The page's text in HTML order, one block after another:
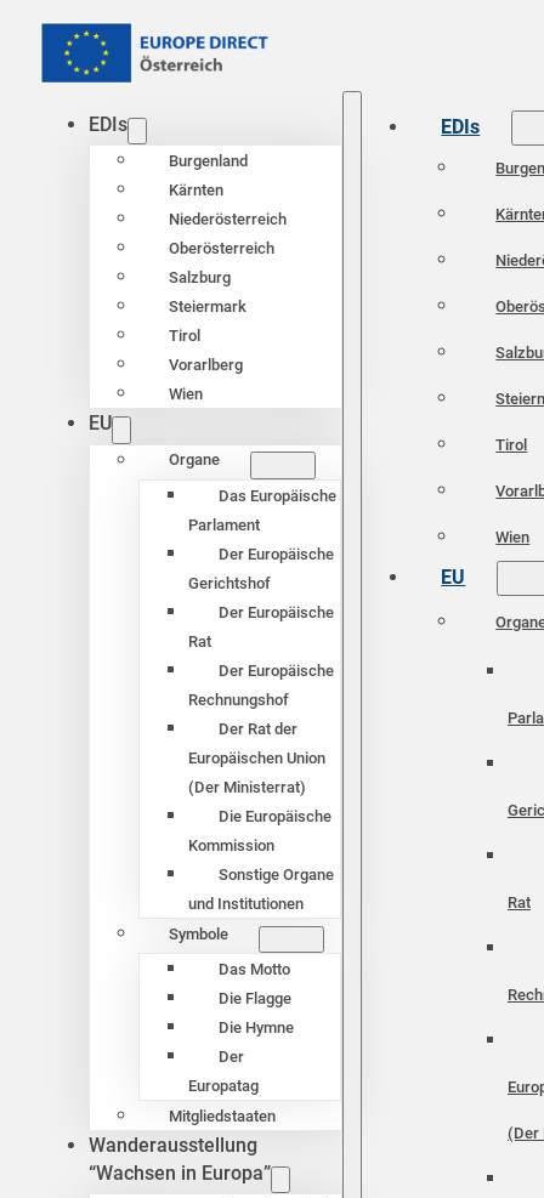
EDIs
Burgenland
Kärnten
Niederösterreich
Oberösterreich
Salzburg
Steiermark
Tirol
Vorarlberg
Wien
EU
Organe
Das Europäische
Parlament
Der Europäische
Gerichtshof
Der Europäische
Rat
Der Europäische
Rechnungshof
Der Rat der
Europäischen Union
(Der Ministerrat)
Die Europäische
Kommission
Sonstige Organe
und Institutionen
Symbole
Das Motto
Die Flagge
Die Hymne
Der
Europatag
Mitgliedstaaten
Wanderausstellung
“Wachsen in Europa”
EDIs
Tirol
Wien
EU
Rat
(Der